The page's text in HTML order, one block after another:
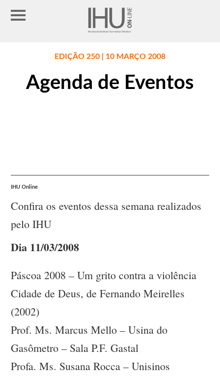
EDIÇÃO 250 | 10 MARÇO 2008
Agenda de Eventos
IHU Online
Confira os eventos dessa semana realizados
pelo IHU
Dia 11/03/2008
Páscoa 2008 – Um grito contra a violência
Cidade de Deus, de Fernando Meirelles
(2002)
Prof. Ms. Marcus Mello – Usina do
Gasômetro – Sala P.F. Gastal
Profa. Ms. Susana Rocca – Unisinos